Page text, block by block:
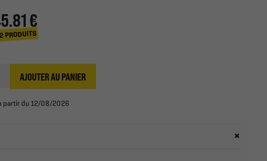
€
PRODUITS
AJOUTER AU PANIER
partir du 12/08/2026